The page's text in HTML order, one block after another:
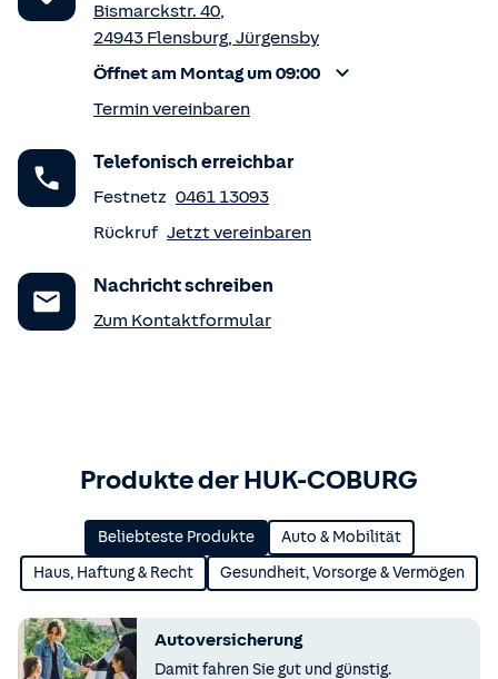
Bismarckstr. 40,
24943 Flensburg, Jürgensby
Öffnet am Montag um 09:00
Termin vereinbaren
Telefonisch erreichbar
Festnetz 0461 13093
Rückruf Jetzt vereinbaren
Nachricht schreiben
Zum Kontaktformular
Produkte der HUK-COBURG
Beliebteste Produkte Auto & Mobilität
Haus, Haftung & Recht Gesundheit, Vorsorge & Vermögen
Autoversicherung
Damit fahren Sie gut und günstig.